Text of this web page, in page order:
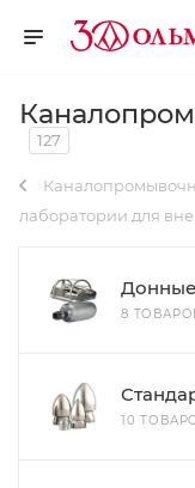
127
лаборатории для
8
10